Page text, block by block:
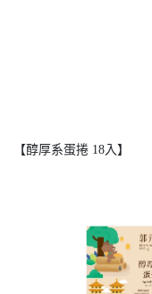
【醇厚系蛋捲 18入】